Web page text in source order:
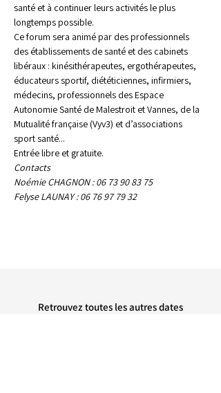
santé et à continuer leurs activités le plus
longtemps possible.
Ce forum sera animé par des professionnels
des établissements de santé et des cabinets
libéraux : kinésithérapeutes, ergothérapeutes,
éducateurs sportif, diététiciennes, infirmiers,
médecins, professionnels des Espace
Autonomie Santé de Malestroit et Vannes, de la
Mutualité française (Vyv3) et d’associations
sport santé...
Entrée libre et gratuite.
Contacts
Noémie CHAGNON : 06 73 90 83 75
Felyse LAUNAY : 06 76 97 79 32
Retrouvez toutes les autres dates